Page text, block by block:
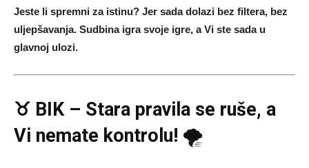
Jeste li spremni za istinu? Jer sada dolazi bez filtera, bez
uljepšavanja. Sudbina igra svoje igre, a Vi ste sada u
glavnoj ulozi.
♉ BIK – Stara pravila se ruše, a
Vi nemate kontrolu! 🌪️